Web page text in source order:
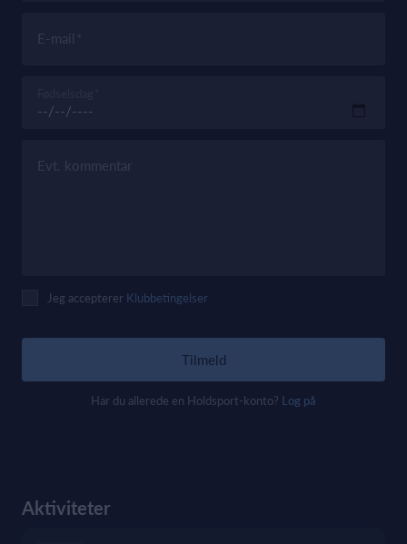
E-mail
Evt. kommentar
Jeg accepterer Klubbetingelser
Tilmeld
Har du allerede en Holdsport-konto? Log på
Aktiviteter